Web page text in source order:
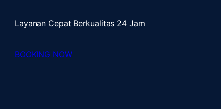
Layanan Cepat Berkualitas 24 Jam
BOOKING NOW